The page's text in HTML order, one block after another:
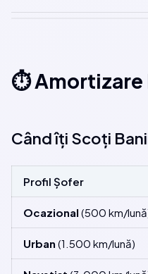
⏱️ Amortizare
Când îți Scoți
Profil Șofer
Ocazional (500 km/
Urban (1.500 km/lună)